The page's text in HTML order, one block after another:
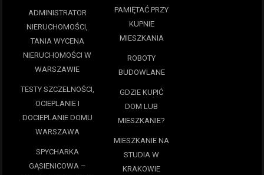
ADMINISTRATOR
NIERUCHOMOŚCI,
TANIA WYCENA
NIERUCHOMOŚCI W
WARSZAWIE
TESTY SZCZELNOŚCI,
OCIEPLANIE I
DOCIEPLANIE DOMU
WARSZAWA
SPYCHARKA
GĄSIENICOWA –
PAMIĘTAĆ PRZY
KUPNIE
MIESZKANIA
ROBOTY
BUDOWLANE
GDZIE KUPIĆ
DOM LUB
MIESZKANIE?
MIESZKANIE NA
STUDIA W
KRAKOWIE